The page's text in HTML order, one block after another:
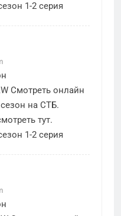
1-2 серия
Смотреть онлайн
на СТБ.
тут.
1-2 серия